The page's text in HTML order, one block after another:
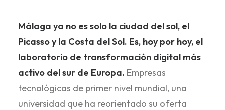
Málaga ya no es solo la ciudad del sol, el
Picasso y la Costa del Sol. Es, hoy por hoy, el
laboratorio de transformación digital más
activo del sur de Europa. Empresas
tecnológicas de primer nivel mundial, una
universidad que ha reorientado su oferta